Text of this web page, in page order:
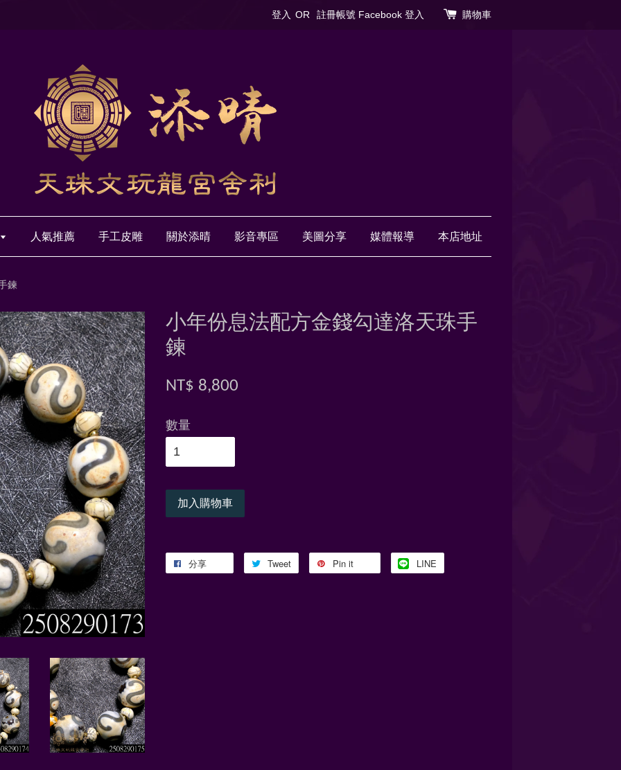
登入 OR 註冊帳號 Facebook 登入 購物車
人氣推薦 手工皮雕 關於添晴 影音專區 美圖分享 媒體報導 本店地址
鍊
小年份息法配方金錢勾達洛天珠手
鍊
NT$ 8,800
數量
加入購物車
分享 Tweet Pin it LINE